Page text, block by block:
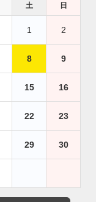
土 日
1 2
8 9
15 16
22 23
29 30